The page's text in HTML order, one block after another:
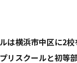
は横浜市中区に2
リスクールと初等